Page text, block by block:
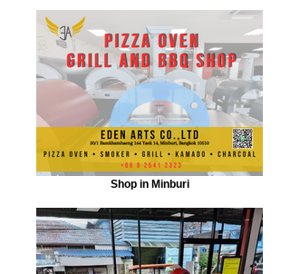
Shop in Minburi